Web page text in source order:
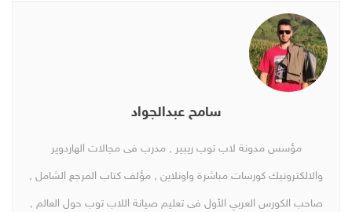
سامح عبدالجواد
مؤسس مدونة لاب توب ريبير , مدرب فى مجالات الهاردوير
والالكترونيك كورسات مباشرة واونلاين , مؤلف كتاب المرجع الشامل ,
صاحب الكورس العربي الأول فى تعليم صيانة اللاب توب حول العالم ,